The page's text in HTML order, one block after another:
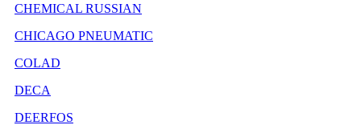
CHEMICAL RUSSIAN
CHICAGO PNEUMATIC
COLAD
DECA
DEERFOS